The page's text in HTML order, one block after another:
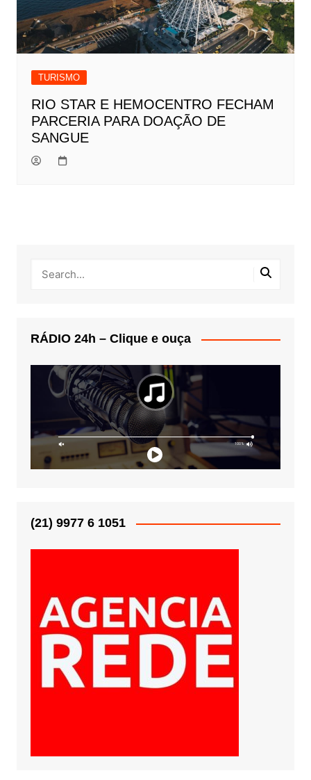
TURISMO
RIO STAR E HEMOCENTRO FECHAM
PARCERIA PARA DOAÇÃO DE
SANGUE
RÁDIO 24h – Clique e ouça
(21) 9977 6 1051